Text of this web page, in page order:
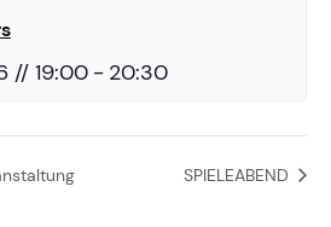
// 19:00 - 20:30
SPIELEABEND